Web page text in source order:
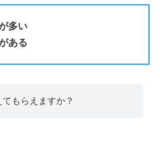
多い
ある
もらえますか？